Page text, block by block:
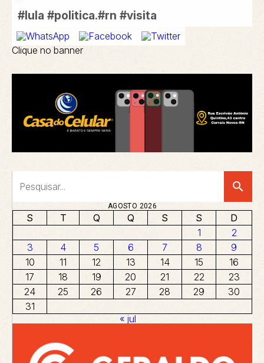
#lula #politica.#rn #visita
Clique no banner
search
AGOSTO 2026
S T Q Q S S
D
1
2
3
4 5 6 7 8
9
10
11 12 13 14 15
16
17
18 19 20 21 22
23
24
25 26 27 28 29
30
31
« jul